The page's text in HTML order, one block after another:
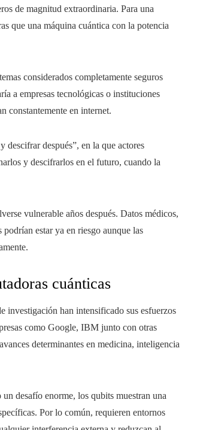
de magnitud extraordinaria. Para una
que una máquina cuántica con la potencia
considerados completamente seguros
a empresas tecnológicas o instituciones
constantemente en internet.
descifrar después”, en la que actores
y descifrarlos en el futuro, cuando la
vulnerable años después. Datos médicos,
estar ya en riesgo aunque las
cuánticas
investigación han intensificado sus esfuerzos
como Google, IBM junto con otras
determinantes en medicina, inteligencia
desafío enorme, los qubits muestran una
Por lo común, requieren entornos